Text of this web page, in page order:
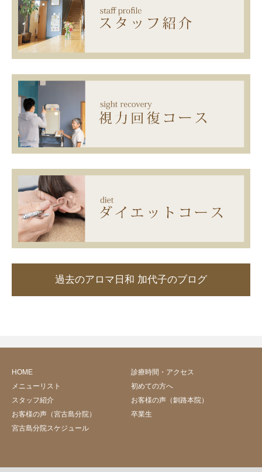
過去のアロマ日和 加代子のブログ
HOME
診療時間・アクセス
メニューリスト
初めての方へ
スタッフ紹介
お客様の声（釧路本院）
お客様の声（宮古島分院）
卒業生
宮古島分院スケジュール